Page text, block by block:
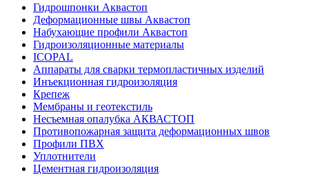
Гидрошпонки Аквастоп
Деформационные швы Аквастоп
Набухающие профили Аквастоп
Гидроизоляционные материалы
ICOPAL
Аппараты для сварки термопластичных изделий
Инъекционная гидроизоляция
Крепеж
Мембраны и геотекстиль
Несъемная опалубка АКВАСТОП
Противопожарная защита деформационных швов
Профили ПВХ
Уплотнители
Цементная гидроизоляция